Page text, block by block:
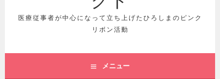
医療従事者が中心になって立ち上げたひろしまのピンク
リボン活動
メニュー